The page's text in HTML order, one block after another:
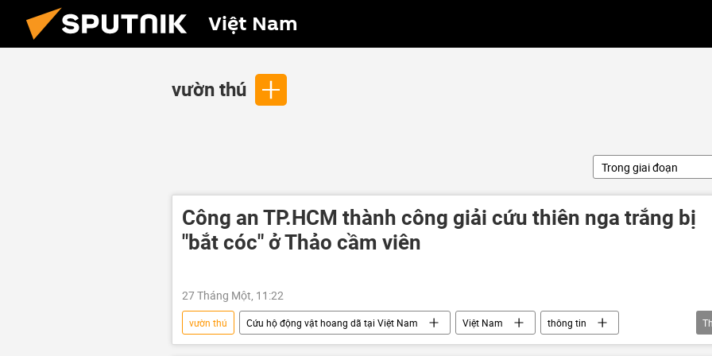
Việt Nam
vườn thú
Trong giai đoạn
Công an TP.HCM thành công giải cứu thiên nga trắng bị
"bắt cóc" ở Thảo cầm viên
27 Tháng Một, 11:22
vườn thú Cứu hộ động vật hoang dã tại Việt Nam Việt Nam
thông tin
động vật
an ninh Xã hội Pháp luật công an công an TP.HCM